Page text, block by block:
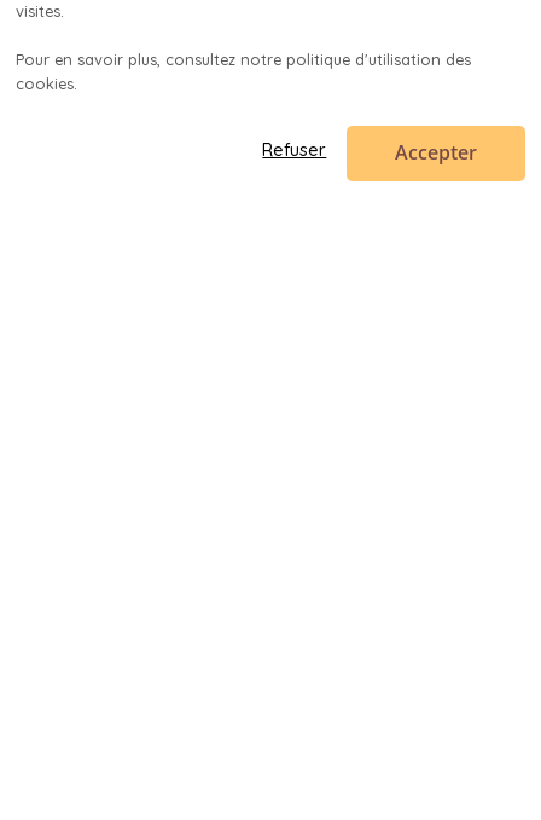
visites.
Pour en savoir plus, consultez notre politique d'utilisation des
cookies.
Refuser Accepter